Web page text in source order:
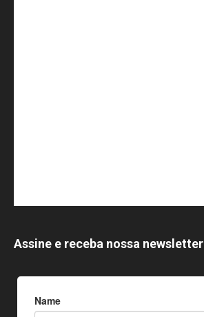
Assine e receba nossa newsletter